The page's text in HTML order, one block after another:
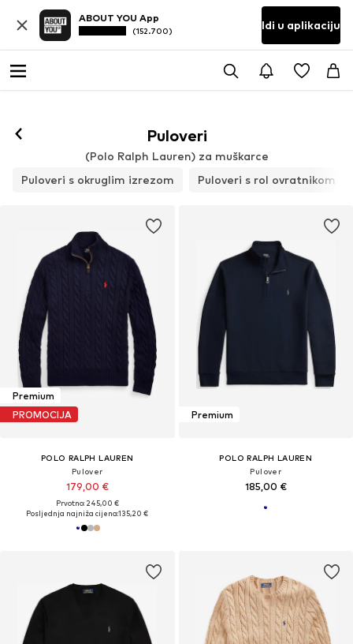
ABOUT YOU App
(152.700) Idi u aplikaciju
Puloveri
(Polo Ralph Lauren) za muškarce
Puloveri s okruglim izrezom
Puloveri s rol ovratnikom
Premium
PROMOCIJA
POLO RALPH LAUREN
Pulover
179,00 €
Prvotno: 245,00 €
Posljednja najniža cijena:135,20 €
Premium
POLO RALPH LAUREN
Pulover
185,00 €